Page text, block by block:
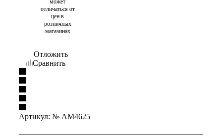
отличаться от
цен в
розничных
магазинах
Отложить
Сравнить
Артикул: № AM4625